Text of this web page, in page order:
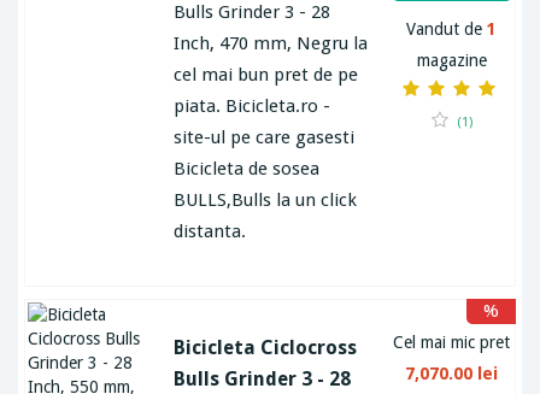
Bulls Grinder 3 - 28
Inch, 470 mm, Negru la
cel mai bun pret de pe
piata. Bicicleta.ro -
site-ul pe care gasesti
Bicicleta de sosea
BULLS,Bulls la un click
distanta.
Vandut de1
magazine
(1)
Bicicleta Ciclocross
Bulls Grinder 3 - 28
Cel mai mic pret
7,070.00 lei
%